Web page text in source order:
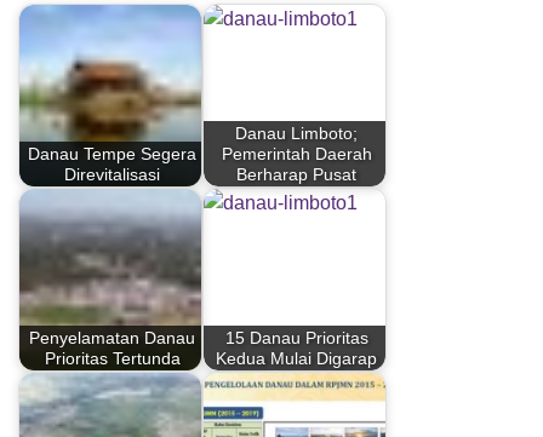
Danau Tempe Segera
Direvitalisasi
Danau Limboto;
Pemerintah Daerah
Berharap Pusat
Penyelamatan Danau
Prioritas Tertunda
15 Danau Prioritas
Kedua Mulai Digarap